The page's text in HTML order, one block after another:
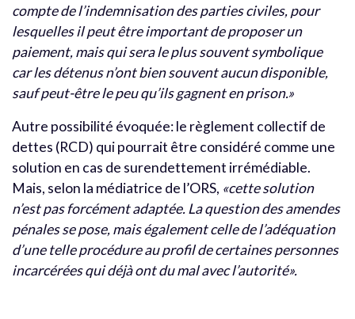
compte de l’indemnisation des parties civiles, pour
lesquelles il peut être important de proposer un
paiement, mais qui sera le plus souvent symbolique
car les détenus n’ont bien souvent aucun disponible,
sauf peut-être le peu qu’ils gagnent en prison.»
Autre possibilité évoquée: le règlement collectif de
dettes (RCD) qui pourrait être considéré comme une
solution en cas de surendettement irrémédiable.
Mais, selon la médiatrice de l’ORS, «cette solution
n’est pas forcément adaptée. La question des amendes
pénales se pose, mais également celle de l’adéquation
d’une telle procédure au profil de certaines personnes
incarcérées qui déjà ont du mal avec l’autorité».